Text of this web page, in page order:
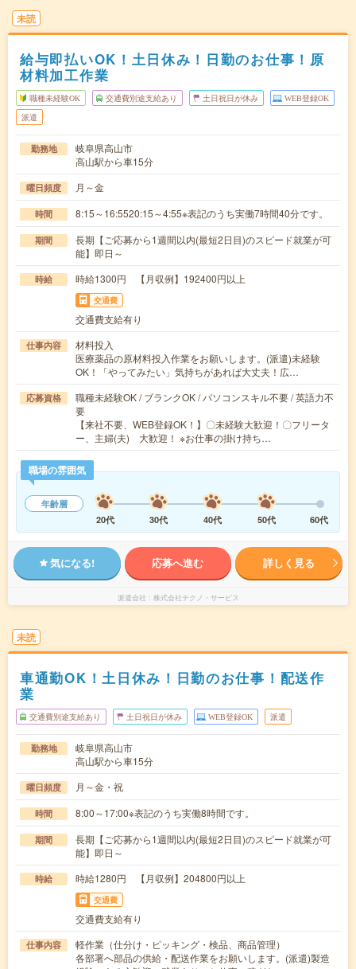
未読
給与即払いOK！土日休み！日勤のお仕事！原
材料加工作業
職種未経験OK 交通費別途支給あり 土日祝日が休み WEB登録OK
派遣
勤務地
岐阜県高山市
高山駅から車15分
曜日頻度 月～金
時間 8:15～16:5520:15～4:55※表記のうち実働7時間40分です。
期間
長期【ご応募から1週間以内(最短2日目)のスピード就業が可
能】即日～
時給 時給1300円 【月収例】192400円以上
交通費
交通費支給有り
仕事内容
材料投入
医療薬品の原材料投入作業をお願いします。(派遣)未経験
OK！「やってみたい」気持ちがあれば大丈夫！広…
応募資格
職種未経験OK / ブランクOK / パソコンスキル不要 / 英語力不
要
【来社不要、WEB登録OK！】〇未経験大歓迎！〇フリータ
ー、主婦(夫) 大歓迎！ ※お仕事の掛け持ち…
職場の雰囲気
年齢層
20代
30代 40代 50代 60代
気になる! 応募へ進む 詳しく見る
派遣会社 株式会社テクノ・サービス
未読
車通勤OK！土日休み！日勤のお仕事！配送作
業
交通費別途支給あり 土日祝日が休み WEB登録OK 派遣
勤務地
岐阜県高山市
高山駅から車15分
曜日頻度 月～金・祝
時間 8:00～17:00※表記のうち実働8時間です。
期間
長期【ご応募から1週間以内(最短2日目)のスピード就業が可
能】即日～
時給 時給1280円 【月収例】204800円以上
交通費
交通費支給有り
仕事内容
軽作業（仕分け・ピッキング・検品、商品管理）
各部署へ部品の供給・配送作業をお願いします。(派遣)製造